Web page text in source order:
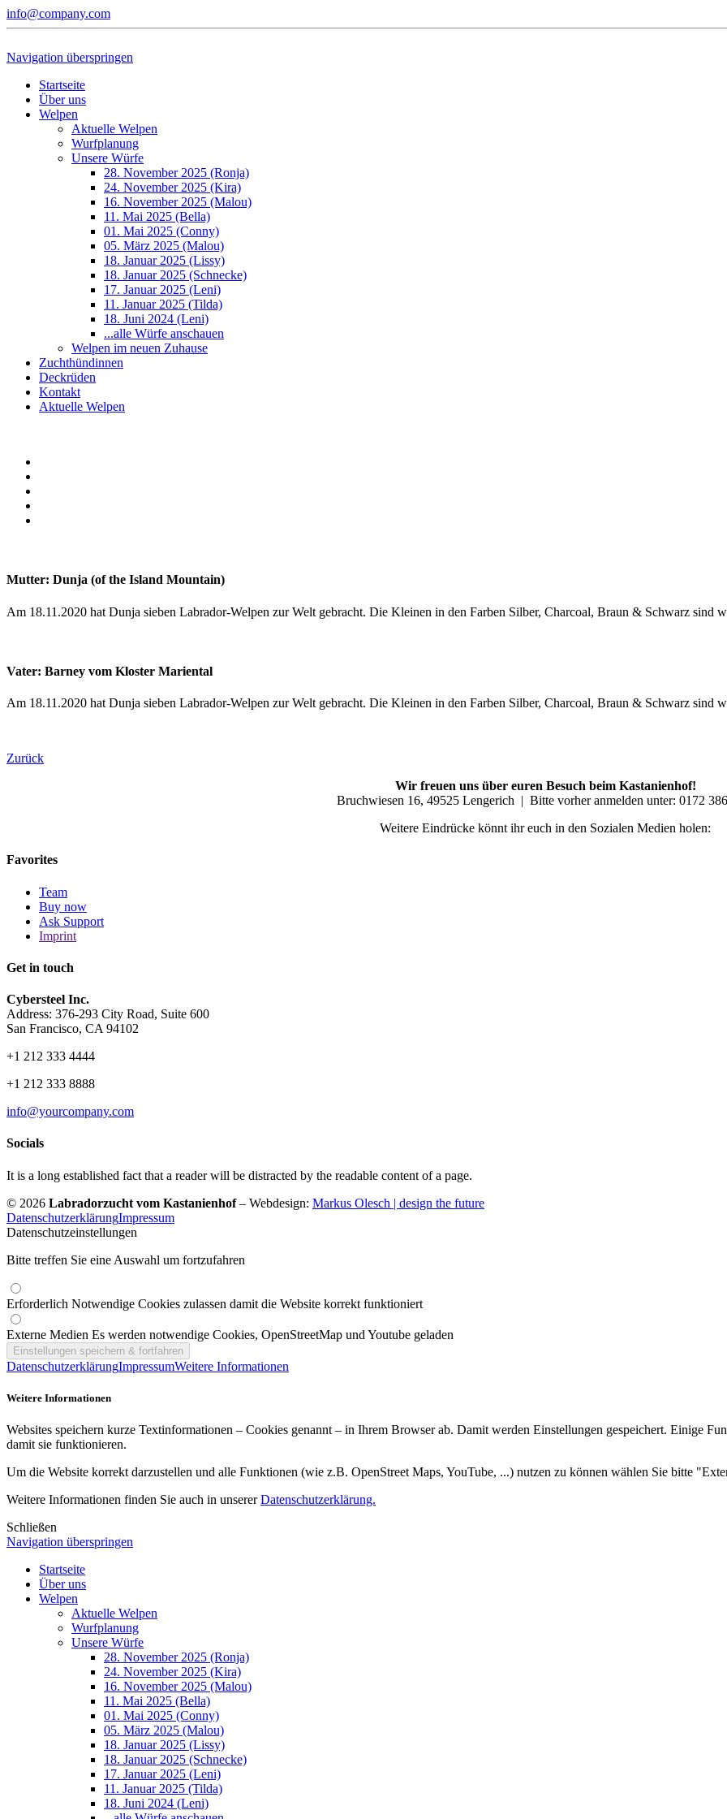
info@company.com
Navigation überspringen
Startseite
Über uns
Welpen
Aktuelle Welpen
Wurfplanung
Unsere Würfe
28. November 2025 (Ronja)
24. November 2025 (Kira)
16. November 2025 (Malou)
11. Mai 2025 (Bella)
01. Mai 2025 (Conny)
05. März 2025 (Malou)
18. Januar 2025 (Lissy)
18. Januar 2025 (Schnecke)
17. Januar 2025 (Leni)
11. Januar 2025 (Tilda)
18. Juni 2024 (Leni)
...alle Würfe anschauen
Welpen im neuen Zuhause
Zuchthündinnen
Deckrüden
Kontakt
Aktuelle Welpen
Mutter: Dunja (of the Island Mountain)
Am 18.11.2020 hat Dunja sieben Labrador-Welpen zur Welt gebracht. Die Kleinen in den Farben Silber, Charcoal, Braun & Schwarz sind
Vater: Barney vom Kloster Mariental
Am 18.11.2020 hat Dunja sieben Labrador-Welpen zur Welt gebracht. Die Kleinen in den Farben Silber, Charcoal, Braun & Schwarz sind
Zurück
Wir freuen uns über euren Besuch beim Kastanienhof!
Bruchwiesen 16, 49525 Lengerich | Bitte vorher anmelden unter: 0172
Weitere Eindrücke könnt ihr euch in den Sozialen Medien holen:
Favorites
Team
Buy now
Ask Support
Imprint
Get in touch
Cybersteel Inc.
Address: 376-293 City Road, Suite 600
San Francisco, CA 94102
+1 212 333 4444
+1 212 333 8888
info@yourcompany.com
Socials
It is a long established fact that a reader will be distracted by the readable content of a page.
© 2026 Labradorzucht vom Kastanienhof– Webdesign: Markus Olesch | design the future
DatenschutzerklärungImpressum
Datenschutzeinstellungen
Bitte treffen Sie eine Auswahl um fortzufahren
Erforderlich Notwendige Cookies zulassen damit die Website korrekt funktioniert
Externe Medien Es werden notwendige Cookies, OpenStreetMap und Youtube geladen
DatenschutzerklärungImpressumWeitere Informationen
Weitere Informationen
Websites speichern kurze Textinformationen – Cookies genannt – in Ihrem Browser ab. Damit werden Einstellungen gespeichert. Einige
damit sie funktionieren.
Um die Website korrekt darzustellen und alle Funktionen (wie z.B. OpenStreet Maps, YouTube, ...) nutzen zu können wählen Sie bitte
Weitere Informationen finden Sie auch in unsererDatenschutzerklärung.
Schließen
Navigation überspringen
Startseite
Über uns
Welpen
Aktuelle Welpen
Wurfplanung
Unsere Würfe
28. November 2025 (Ronja)
24. November 2025 (Kira)
16. November 2025 (Malou)
11. Mai 2025 (Bella)
01. Mai 2025 (Conny)
05. März 2025 (Malou)
18. Januar 2025 (Lissy)
18. Januar 2025 (Schnecke)
17. Januar 2025 (Leni)
11. Januar 2025 (Tilda)
18. Juni 2024 (Leni)